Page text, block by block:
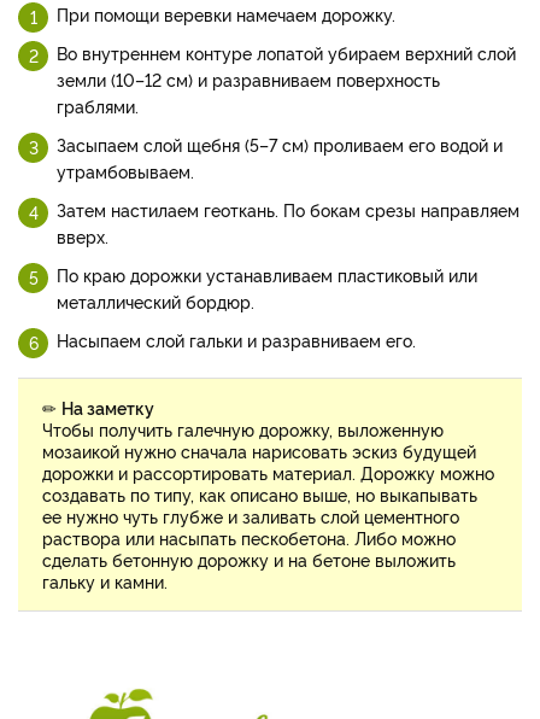
При помощи веревки намечаем дорожку.
Во внутреннем контуре лопатой убираем верхний слой
земли (10–12 см) и разравниваем поверхность
граблями.
Засыпаем слой щебня (5–7 см) проливаем его водой и
утрамбовываем.
Затем настилаем геоткань. По бокам срезы направляем
вверх.
По краю дорожки устанавливаем пластиковый или
металлический бордюр.
Насыпаем слой гальки и разравниваем его.
✏ На заметку
Чтобы получить галечную дорожку, выложенную
мозаикой нужно сначала нарисовать эскиз будущей
дорожки и рассортировать материал. Дорожку можно
создавать по типу, как описано выше, но выкапывать
ее нужно чуть глубже и заливать слой цементного
раствора или насыпать пескобетона. Либо можно
сделать бетонную дорожку и на бетоне выложить
гальку и камни.